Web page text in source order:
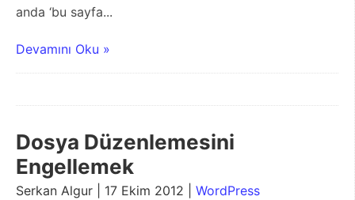
anda ‘bu sayfa...
Devamını Oku »
Dosya Düzenlemesini
Engellemek
Serkan Algur | 17 Ekim 2012 | WordPress